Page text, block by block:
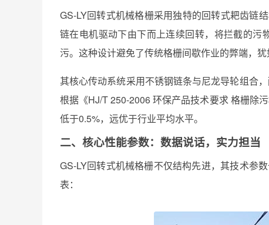
GS-LY回转式机械格栅采用独特的回转式耙齿链
链在电机驱动下由下而上连续回转，将拦截的
污。这种设计避免了传统格栅间歇作业的弊端，犹
其核心传动系统采用不锈钢链条与尼龙导轮组合
根据《HJ/T 250-2006 环保产品技术要求 格栅除
低于0.5%，远优于行业平均水平。
二、核心性能参数：数据说话，实力担当
GS-LY回转式机械格栅不仅结构先进，其技术参
表：